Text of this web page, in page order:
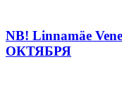
NB! Linnamäe
ОКТЯБРЯ